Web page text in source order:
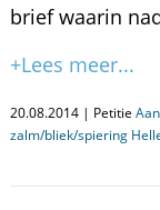
brief waarin
+Lees meer...
20.08.2014 | Petitie
zalm/bliek/spiering